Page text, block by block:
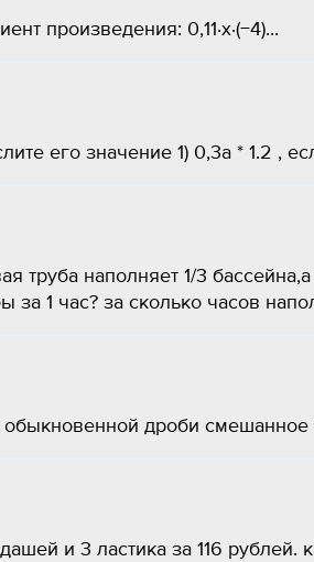
произведения: 0,11⋅x⋅(−4)...
его значение 1) 0,3а * 1.2 ,
труба наполняет 1/3 бассейна,а
за 1 час? за сколько часов
обыкновенной дроби смешанное
и 3 ластика за 116